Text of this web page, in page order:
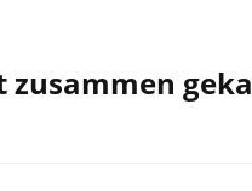
zusammen